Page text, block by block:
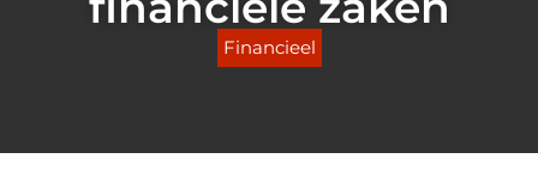
Financieel